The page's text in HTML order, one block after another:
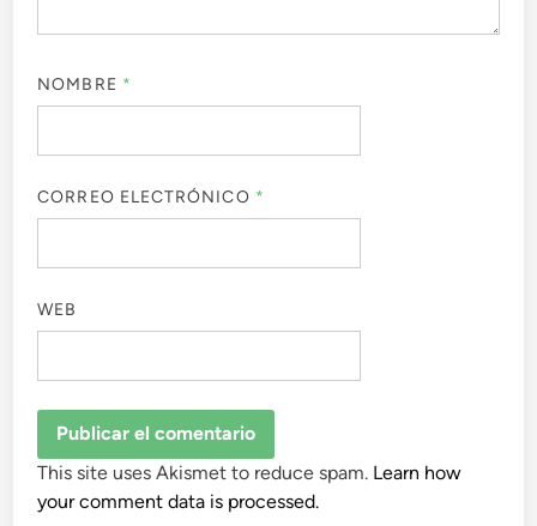
NOMBRE *
CORREO ELECTRÓNICO *
WEB
This site uses Akismet to reduce spam. Learn how
your comment data is processed.